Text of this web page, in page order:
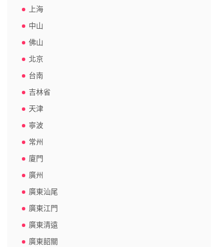
上海
中山
佛山
北京
台南
吉林省
天津
寧波
常州
廈門
廣州
廣東汕尾
廣東江門
廣東清遠
廣東韶關